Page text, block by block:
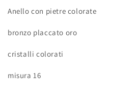
Anello con pietre colorate
bronzo placcato oro
cristalli colorati
misura 16